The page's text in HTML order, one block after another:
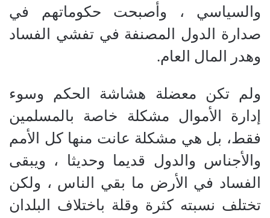
والسياسي ، وأصبحت حكوماتهم في
صدارة الدول المصنفة في تفشي الفساد
وهدر المال العام.
ولم تكن معضلة هشاشة الحكم وسوء
إدارة الأموال مشكلة خاصة بالمسلمين
فقط، بل هي مشكلة عانت منها كل الأمم
والأجناس والدول قديما وحديثا ، ويبقى
الفساد في الأرض ما بقي الناس ، ولكن
تختلف نسبته كثرة وقلة باختلاف البلدان